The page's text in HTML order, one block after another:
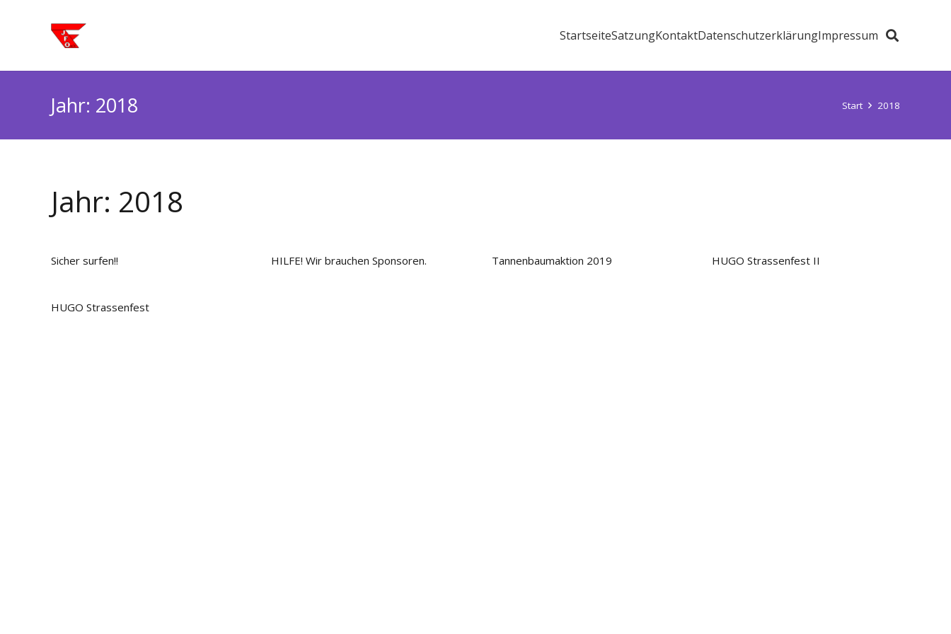
StartseiteSatzungKontaktDatenschutzerklärungImpressum
Jahr: 2018 Start 2018
Jahr: 2018
Sicher surfen!! HILFE! Wir brauchen Sponsoren. Tannenbaumaktion 2019 HUGO Strassenfest II
HUGO Strassenfest